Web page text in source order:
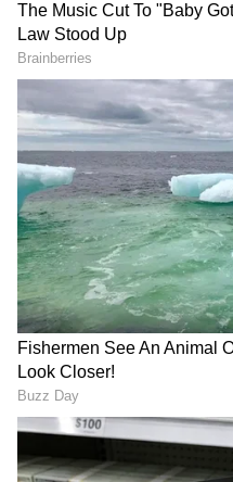
195 ವರ್ಷ: ಪ್ರಧಾನಿ ಮೋದಿಗೂ
ಇದೆ ಕುತೂಹಲ ಲಿಂಕ್​- ಏನಿದು
ವಿಷ್ಯ
ಬೆಂಗಳೂರು-ಮೆಜೆಸ್ಟಿಕ್ ಬಳಿ ಯಶ್
ಹವಾ; ರಾಕಿಂಗ್ ಸ್ಟಾರ್ ನೋಡಲು
ನೂರಾರು ಜನ ಫ್ಯಾನ್ಸ್ ಆಗಮನ!
LATEST VIDEOS
"ರಾಜಕೀಯ ಬೇಡ,
ಕನಕೋತ್ಸವದಲ್ಲಿ ರಿಷಬ್
Shetty speech |